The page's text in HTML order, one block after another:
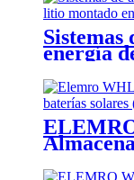
Sistemas
energía